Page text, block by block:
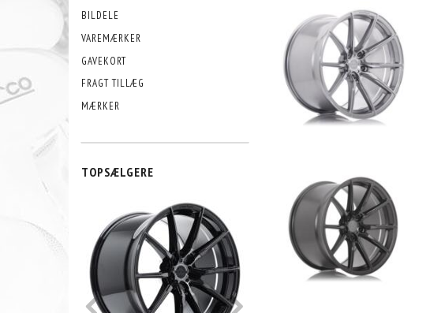
BILDELE
VAREMÆRKER
GAVEKORT
FRAGT TILLÆG
MÆRKER
TOPSÆLGERE